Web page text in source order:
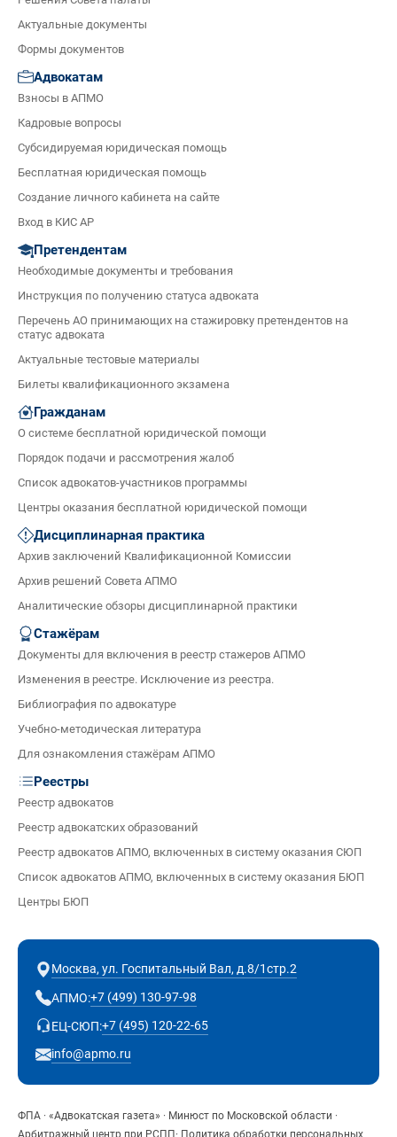
Актуальные документы
Формы документов
Адвокатам
Взносы в АПМО
Кадровые вопросы
Субсидируемая юридическая помощь
Бесплатная юридическая помощь
Создание личного кабинета на сайте
Вход в КИС АР
Претендентам
Необходимые документы и требования
Инструкция по получению статуса адвоката
Перечень АО принимающих на стажировку претендентов на
статус адвоката
Актуальные тестовые материалы
Билеты квалификационного экзамена
Гражданам
О системе бесплатной юридической помощи
Порядок подачи и рассмотрения жалоб
Список адвокатов-участников программы
Центры оказания бесплатной юридической помощи
Дисциплинарная практика
Архив заключений Квалификационной Комиссии
Архив решений Совета АПМО
Аналитические обзоры дисциплинарной практики
Стажёрам
Документы для включения в реестр стажеров АПМО
Изменения в реестре. Исключение из реестра.
Библиография по адвокатуре
Учебно-методическая литература
Для ознакомления стажёрам АПМО
Реестры
Реестр адвокатов
Реестр адвокатских образований
Реестр адвокатов АПМО, включенных в систему оказания СЮП
Список адвокатов АПМО, включенных в систему оказания БЮП
Центры БЮП
Москва, ул. Госпитальный Вал, д.8/1стр.2
АПМО:+7 (499) 130-97-98
ЕЦ-СЮП:+7 (495) 120-22-65
info@apmo.ru
ФПА · «Адвокатская газета» · Минюст по Московской области ·
Арбитражный центр при РСПП · Политика обработки персональных